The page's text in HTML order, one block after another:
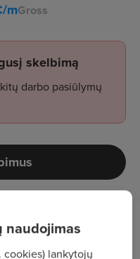
mGross
skelbimą
darbo pasiūlymų
naudojimas
cookies) lankytojų